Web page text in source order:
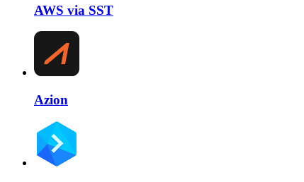
AWS via SST
Azion